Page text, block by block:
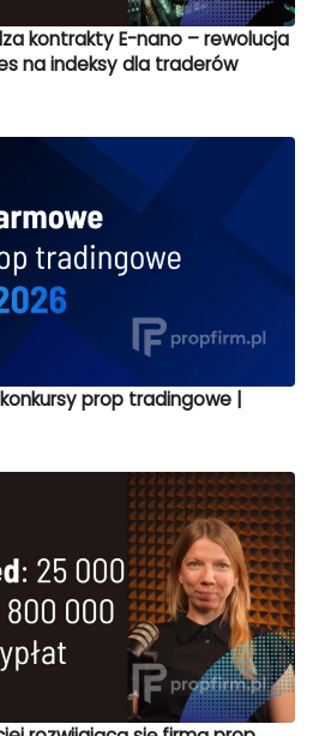
kontrakty E-nano – rewolucja
na indeksy dla traderów
prop tradingowe |